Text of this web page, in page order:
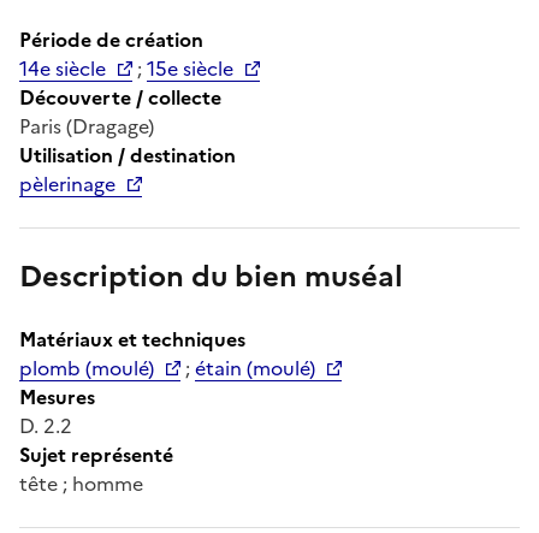
Période de création
14e siècle
;15e siècle
Découverte / collecte
Paris (Dragage)
Utilisation / destination
pèlerinage
Description du bien muséal
Matériaux et techniques
plomb (moulé)
;étain (moulé)
Mesures
D. 2.2
Sujet représenté
tête ; homme